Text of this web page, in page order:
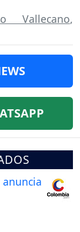
Vallecano,